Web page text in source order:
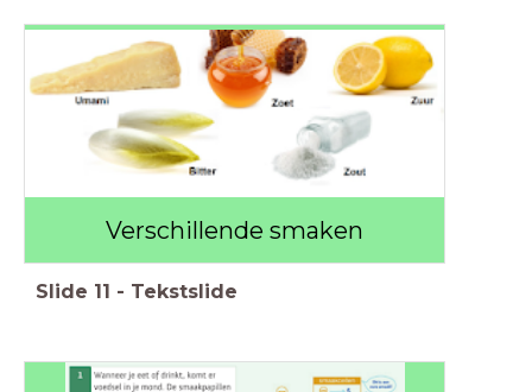
Verschillende smaken
Slide 11 - Tekstslide